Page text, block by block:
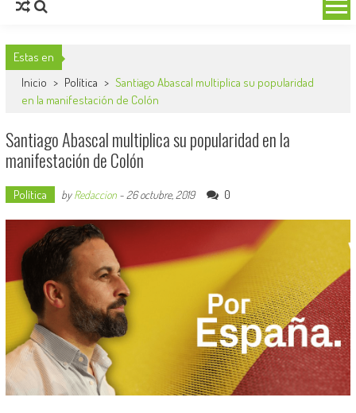
Estas en
Inicio > Política > Santiago Abascal multiplica su popularidad
en la manifestación de Colón
Santiago Abascal multiplica su popularidad en la
manifestación de Colón
Política byRedaccion- 26 octubre, 2019 0